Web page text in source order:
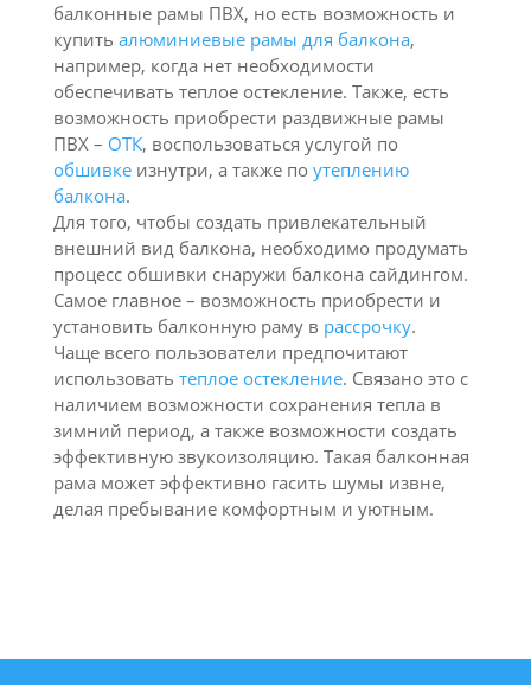
балконные рамы ПВХ, но есть возможность и
купить алюминиевые рамы для балкона,
например, когда нет необходимости
обеспечивать теплое остекление. Также, есть
возможность приобрести раздвижные рамы
ПВХ – ОТК, воспользоваться услугой по
обшивкеизнутри, а также по утеплению
балкона.
Для того, чтобы создать привлекательный
внешний вид балкона, необходимо продумать
процесс обшивки снаружи балкона сайдингом.
Самое главное – возможность приобрести и
установить балконную раму в рассрочку.
Чаще всего пользователи предпочитают
использовать теплое остекление. Связано это с
наличием возможности сохранения тепла в
зимний период, а также возможности создать
эффективную звукоизоляцию. Такая балконная
рама может эффективно гасить шумы извне,
делая пребывание комфортным и уютным.